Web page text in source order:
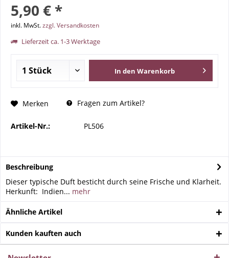
5,90 € *
inkl. MwSt.zzgl. Versandkosten
Lieferzeit ca. 1-3 Werktage
In den Warenkorb
Merken Fragen zum Artikel?
Artikel-Nr.: PL506
Beschreibung
Dieser typische Duft besticht durch seine Frische und Klarheit.
Herkunft: Indien... mehr
Ähnliche Artikel
Kunden kauften auch